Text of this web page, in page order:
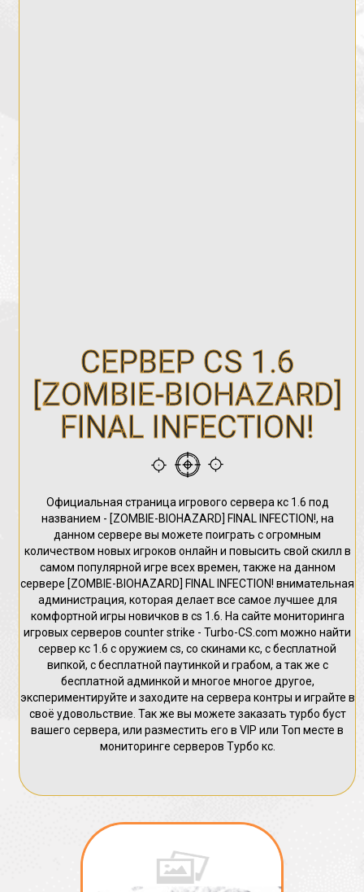
СЕРВЕР CS 1.6
[ZOMBIE-BIOHAZARD]
FINAL INFECTION!
Официальная страница игрового сервера кс 1.6 под
названием - [ZOMBIE-BIOHAZARD] FINAL INFECTION!, на
данном сервере вы можете поиграть с огромным
количеством новых игроков онлайн и повысить свой скилл в
самом популярной игре всех времен, также на данном
сервере [ZOMBIE-BIOHAZARD] FINAL INFECTION! внимательная
администрация, которая делает все самое лучшее для
комфортной игры новичков в cs 1.6. На сайте мониторинга
игровых серверов counter strike - Turbo-CS.com можно найти
сервер кс 1.6 с оружием cs, со скинами кс, с бесплатной
випкой, с бесплатной паутинкой и грабом, а так же с
бесплатной админкой и многое многое другое,
экспериментируйте и заходите на сервера контры и играйте в
своё удовольствие. Так же вы можете заказать турбо буст
вашего сервера, или разместить его в VIP или Топ месте в
мониторинге серверов Турбо кс.